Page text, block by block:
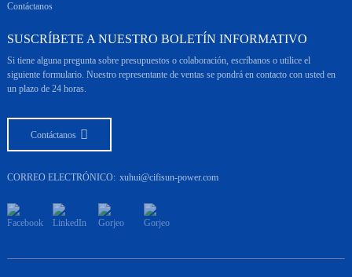
Contáctanos
SUSCRÍBETE A NUESTRO BOLETÍN INFORMATIVO
Si tiene alguna pregunta sobre presupuestos o colaboración, escríbanos o utilice el
siguiente formulario. Nuestro representante de ventas se pondrá en contacto con usted en
un plazo de 24 horas.
Contáctanos
CORREO ELECTRÓNICO: xuhui@cifisun-power.com